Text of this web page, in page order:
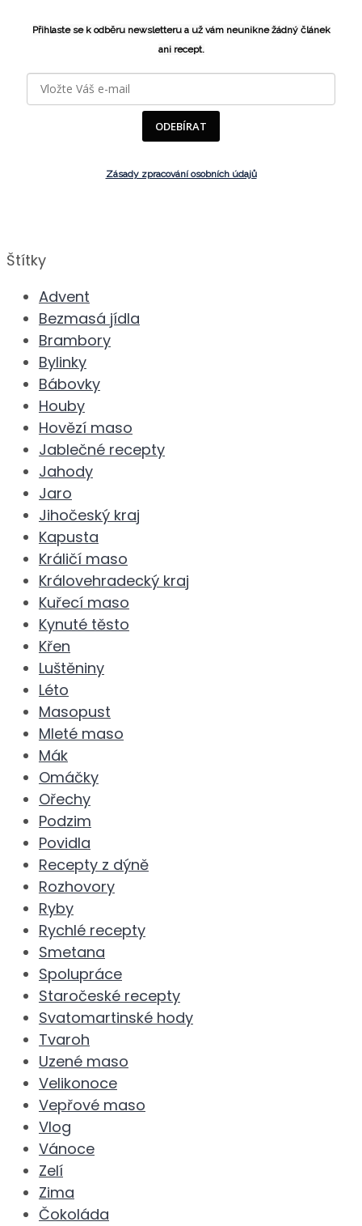
Přihlaste se k odběru newsletteru a už vám neunikne žádný článek
ani recept.
ODEBÍRAT
Zásady zpracování osobních údajů
Štítky
Advent
Bezmasá jídla
Brambory
Bylinky
Bábovky
Houby
Hovězí maso
Jablečné recepty
Jahody
Jaro
Jihočeský kraj
Kapusta
Králičí maso
Královehradecký kraj
Kuřecí maso
Kynuté těsto
Křen
Luštěniny
Léto
Masopust
Mleté maso
Mák
Omáčky
Ořechy
Podzim
Povidla
Recepty z dýně
Rozhovory
Ryby
Rychlé recepty
Smetana
Spolupráce
Staročeské recepty
Svatomartinské hody
Tvaroh
Uzené maso
Velikonoce
Vepřové maso
Vlog
Vánoce
Zelí
Zima
Čokoláda